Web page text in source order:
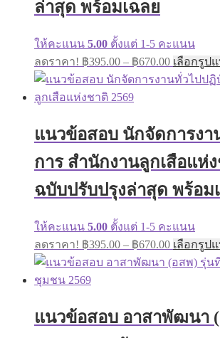
ล่าสุด พร้อมเฉลย
ให้คะแนน 5.00 ตั้งแต่ 1-5 คะแนน
ลดราคา! ฿395.00 – ฿670.00Price
range:
฿395.00
เลือกรูป
แนวข้อสอบ นักจัดการง
การ สำนักงานลูกเสือแห่ง
ฉบับปรับปรุงล่าสุด พร้อม
ให้คะแนน 5.00 ตั้งแต่ 1-5 คะแนน
ลดราคา! ฿395.00 – ฿670.00Price
range:
฿395.00
เลือกรูป
แนวข้อสอบ อาสาพัฒนา